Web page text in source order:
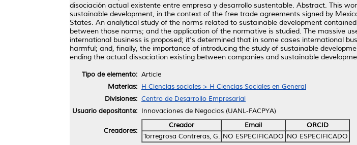
disociación actual existente entre empresa y desarrollo sustentable. Abstract. This
sustainable development, in the context of the free trade agreements signed by
States. An analytical study of the norms related to sustainable development
between those norms; and the application of the normative is studied. The massive
international business is proposed; it’s determined that in some cases international
harmful; and, finally, the importance of introducing the study of sustainable
ending the actual dissociation existing between companies and sustainable
Tipo de elemento: Article
Materias: H Ciencias sociales > H Ciencias Sociales en General
Divisiones: Centro de Desarrollo Empresarial
Usuario depositante: Innovaciones de Negocios (UANL-FACPYA)
Creadores:
Creador Email
ORCID
Torregrosa Contreras, G. NO ESPECIFICADO NO ESPECIFICADO